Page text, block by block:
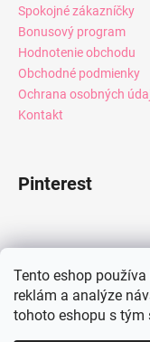
Tento eshop
reklám a analýze
tohoto eshopu s tým
Spokojné zákazníčky
Bonusový program
Hodnotenie obchodu
Obchodné podmienky
Ochrana osobných
Kontakt
Pinterest
Instagram